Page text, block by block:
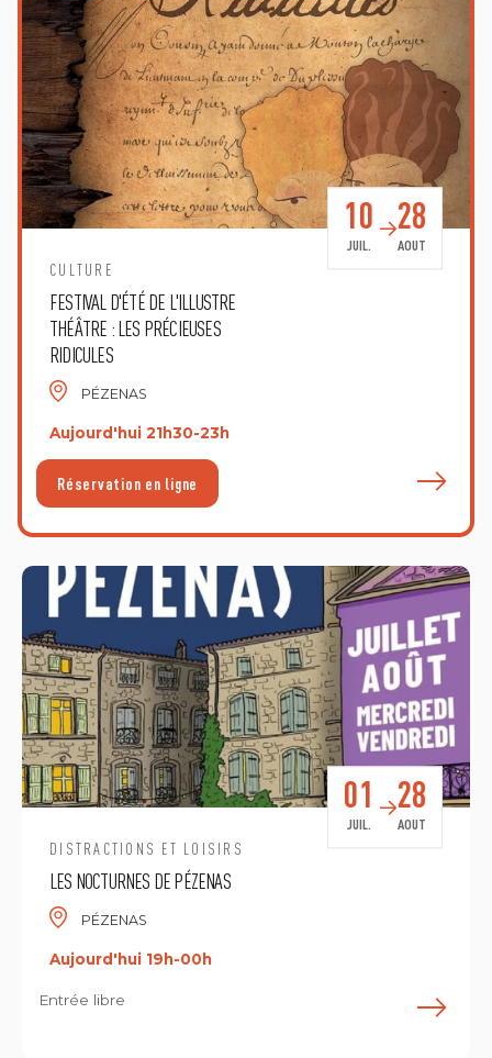
CULTURE
FESTIVAL D'ÉTÉ DE L'ILLUSTRE
THÉÂTRE : LES PRÉCIEUSES
RIDICULES
PÉZENAS
Aujourd'hui 21h30-23h
10
JUIL.
28
AOUT
Réservation en ligne
DISTRACTIONS ET LOISIRS
LES NOCTURNES DE PÉZENAS
PÉZENAS
Aujourd'hui 19h-00h
01
JUIL.
28
AOUT
Entrée libre